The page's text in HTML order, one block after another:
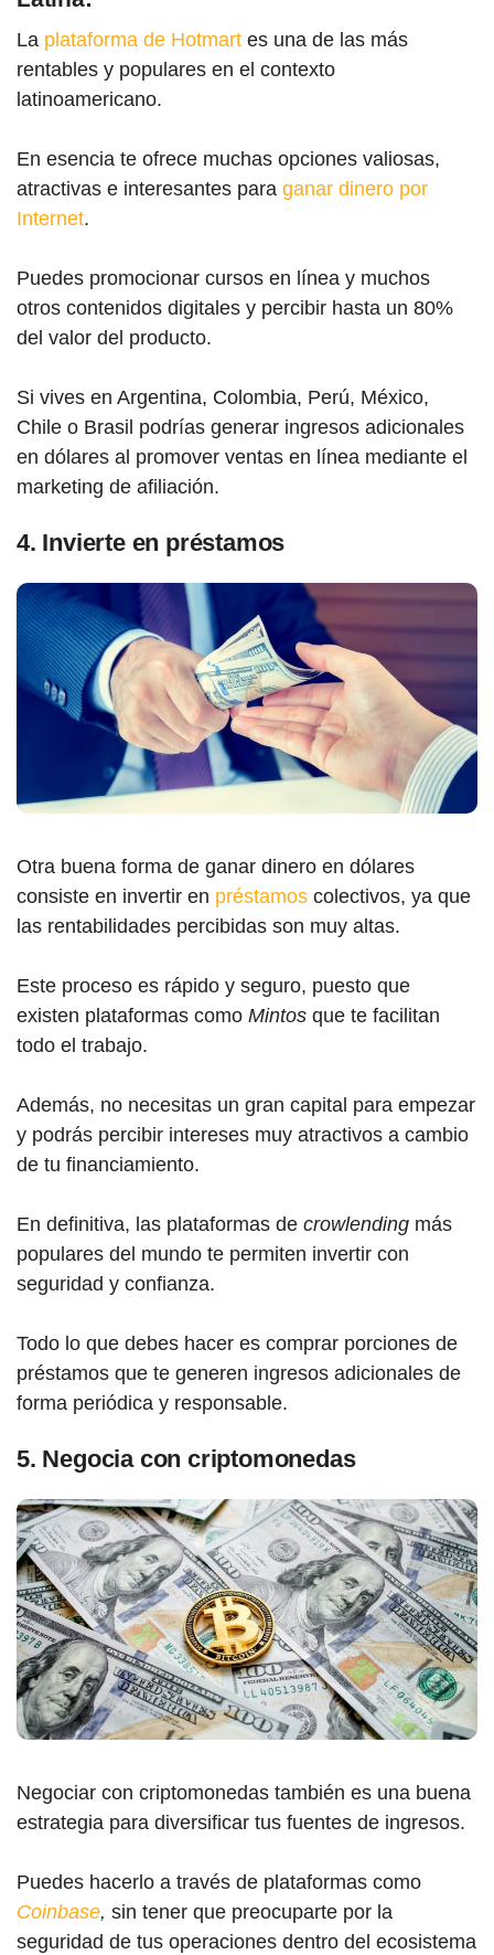
La plataforma de Hotmart es una de las más
rentables y populares en el contexto
latinoamericano.
En esencia te ofrece muchas opciones valiosas,
atractivas e interesantes para ganar dinero por
Internet.
Puedes promocionar cursos en línea y muchos
otros contenidos digitales y percibir hasta un 80%
del valor del producto.
Si vives en Argentina, Colombia, Perú, México,
Chile o Brasil podrías generar ingresos adicionales
en dólares al promover ventas en línea mediante el
marketing de afiliación.
4. Invierte en préstamos
Otra buena forma de ganar dinero en dólares
consiste en invertir en préstamos colectivos, ya que
las rentabilidades percibidas son muy altas.
Este proceso es rápido y seguro, puesto que
existen plataformas como Mintos que te facilitan
todo el trabajo.
Además, no necesitas un gran capital para empezar
y podrás percibir intereses muy atractivos a cambio
de tu financiamiento.
En definitiva, las plataformas de crowlending más
populares del mundo te permiten invertir con
seguridad y confianza.
Todo lo que debes hacer es comprar porciones de
préstamos que te generen ingresos adicionales de
forma periódica y responsable.
5. Negocia con criptomonedas
Negociar con criptomonedas también es una buena
estrategia para diversificar tus fuentes de ingresos.
Puedes hacerlo a través de plataformas como
Coinbase, sin tener que preocuparte por la
seguridad de tus operaciones dentro del ecosistema